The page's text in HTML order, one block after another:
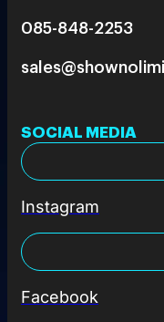
085-848-2253
SOCIAL MEDIA
Instagram
Facebook